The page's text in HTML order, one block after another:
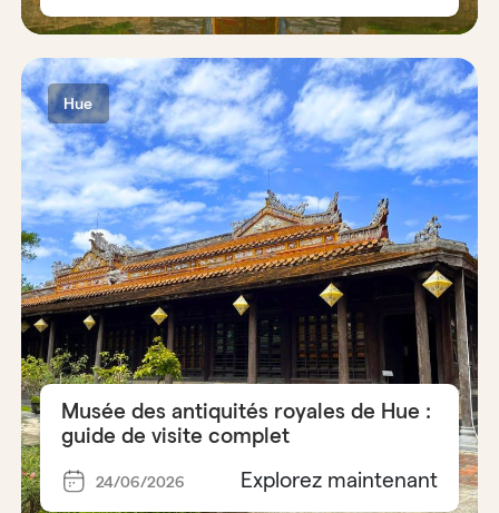
Hue
Musée des antiquités royales de Hue :
guide de visite complet
24/06/2026 Explorez maintenant